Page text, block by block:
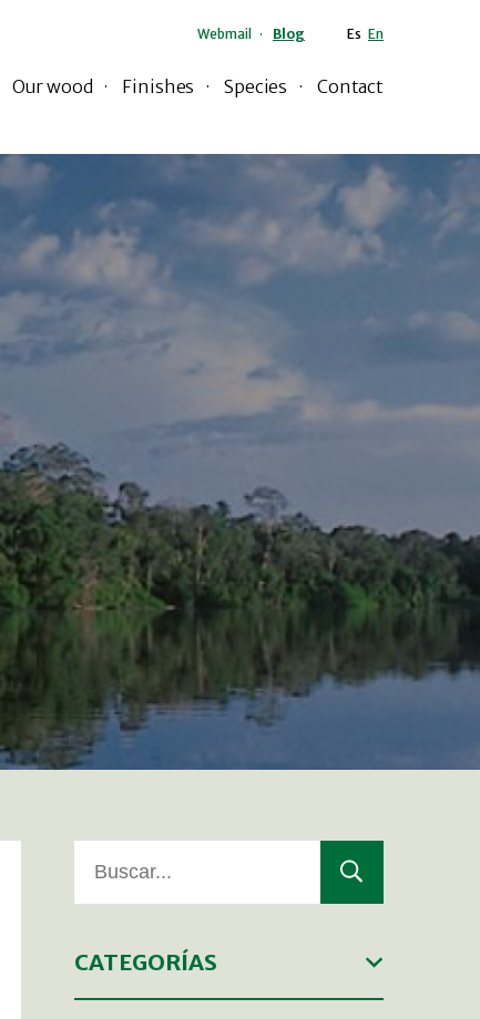
Webmail Blog Es En
Our wood Finishes Species Contact
CATEGORÍAS